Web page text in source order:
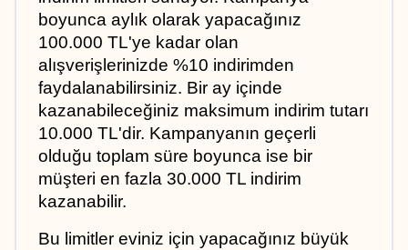
boyunca aylık olarak yapacağınız
100.000 TL'ye kadar olan
alışverişlerinizde %10 indirimden
faydalanabilirsiniz. Bir ay içinde
kazanabileceğiniz maksimum indirim tutarı
10.000 TL'dir. Kampanyanın geçerli
olduğu toplam süre boyunca ise bir
müşteri en fazla 30.000 TL indirim
kazanabilir.
Bu limitler eviniz için yapacağınız büyük